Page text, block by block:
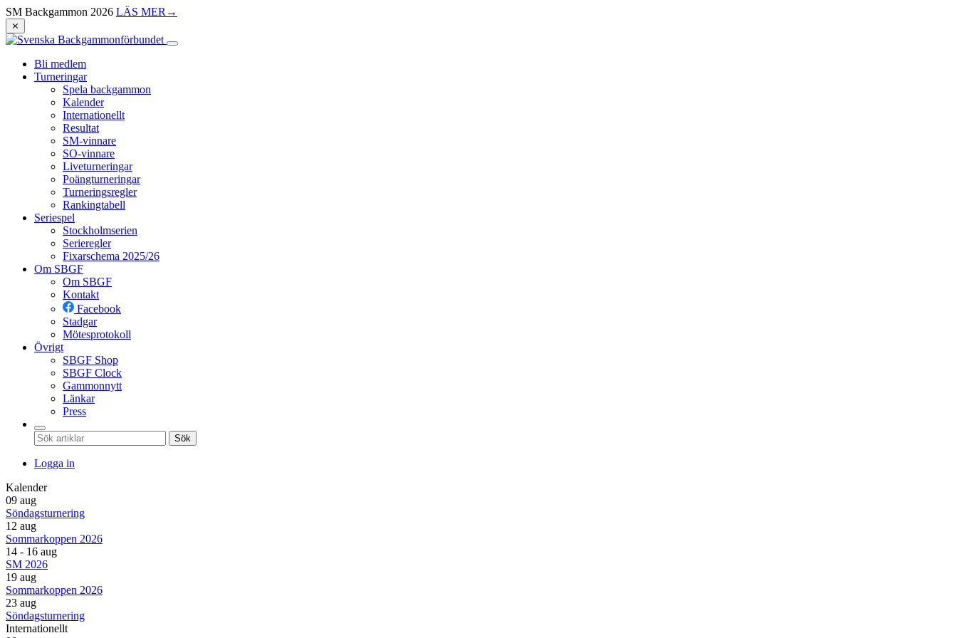
SM Backgammon 2026 LÄS MER →
⨯
Bli medlem
Turneringar
Spela backgammon
Kalender
Internationellt
Resultat
SM-vinnare
SO-vinnare
Liveturneringar
Poängturneringar
Turneringsregler
Rankingtabell
Seriespel
Stockholmserien
Serieregler
Fixarschema 2025/26
Om SBGF
Om SBGF
Kontakt
Facebook
Stadgar
Mötesprotokoll
Övrigt
SBGF Shop
SBGF Clock
Gammonnytt
Länkar
Press
Sök
Logga in
Kalender
09 aug
Söndagsturnering
12 aug
Sommarkoppen 2026
14 - 16 aug
SM 2026
19 aug
Sommarkoppen 2026
23 aug
Söndagsturnering
Internationellt